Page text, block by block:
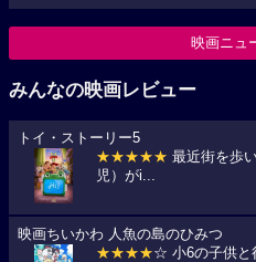
映画ニュ
みんなの映画レビュー
トイ・ストーリー5
★★★★★ 最近街を歩
児）がi...
映画ちいかわ 人魚の島のひみつ
★★★★☆ 小6の子供と